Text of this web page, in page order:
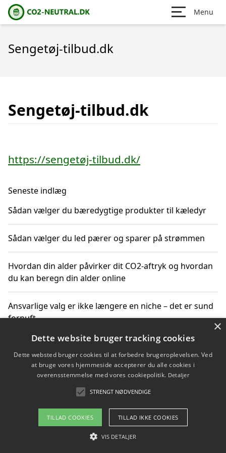
Menu
Sengetøj-tilbud.dk
Sengetøj-tilbud.dk
https://sengetøj-tilbud.dk/
Seneste indlæg
Sådan vælger du bæredygtige produkter til kæledyr
Sådan vælger du led pærer og sparer på strømmen
Hvordan din alder påvirker dit CO2-aftryk og hvordan
du kan beregn din alder online
Ansvarlige valg er ikke længere en niche – det er sund
fornuft
Sådan kan du handle bæredygtigt og bestil med
faktura
Om / kontakt
Blog Betingelser
×
Dette website bruger tracking cookies
Dette websted bruger cookies til at forbedre brugeroplevelsen. Ved
at bruge vores hjemmeside accepterer du alle cookies i
overensstemmelse med vores cookiepolitik. Detaljer
STRENGT NØDVENDIGE
TILLAD COOKIES TILLAD IKKE COOKIES
VIS DETALJER